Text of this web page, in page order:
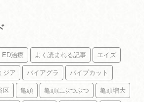
ED治療 よく読まれる記事 エイズ
ジア バイアグラ パイプカット
区 亀頭 亀頭にぶつぶつ 亀頭増大